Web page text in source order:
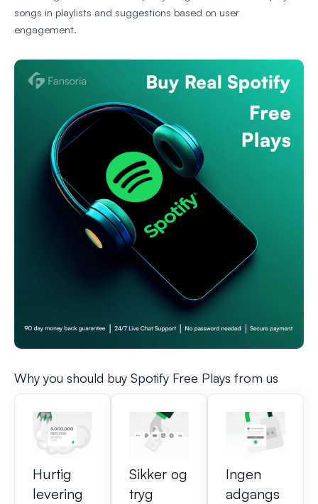
songs in playlists and suggestions based on user
engagement.
Why you should buy Spotify Free Plays from us
Hurtig
levering
Sikker og
tryg
Ingen
adgangs